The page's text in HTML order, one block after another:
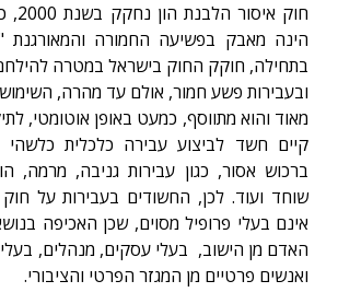
חוק
הינה מאבק בפשיעה החמורה והמאורגנת
בתחילה, חוקק החוק בישראל במטרה
ובעבירות פשע חמור, אולם עד מהרה,
מאוד והוא מתווסף, כמעט באופן אוטומטי,
קיים חשד לביצוע עבירה כלכלית
ברכוש אסור, כגון עבירות גניבה, מרמה,
שוחד ועוד. לכן, החשודים בעבירות על
אינם בעלי פרופיל מסוים, שכן האכיפה
האדם מן הישוב, בעלי עסקים, מנהלים, בעלי
ואנשים פרטיים מן המגזר הפרטי והציבורי.